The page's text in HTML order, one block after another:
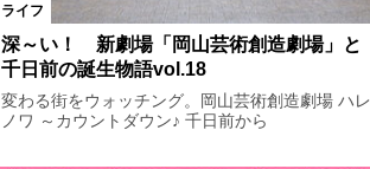
ライフ
深～い！ 新劇場「岡山芸術創造劇場」と
千日前の誕生物語vol.18
変わる街をウォッチング。岡山芸術創造劇場 ハレ
ノワ ～カウントダウン♪ 千日前から